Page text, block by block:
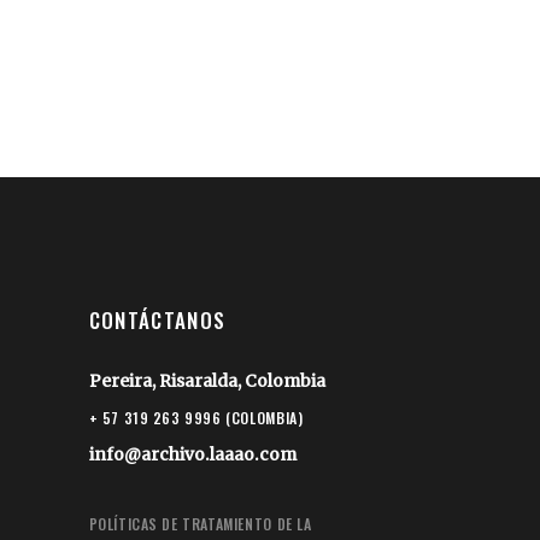
CONTÁCTANOS
Pereira, Risaralda, Colombia
+ 57 319 263 9996 (COLOMBIA)
info@archivo.laaao.com
POLÍTICAS DE TRATAMIENTO DE LA